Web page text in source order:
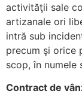
activităţii sale
artizanale ori
intră sub
precum şi orice
scop, în numele
Contract de